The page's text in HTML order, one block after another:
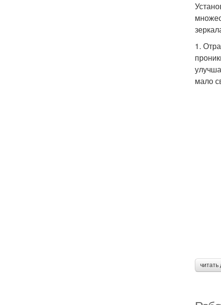
1.
мало